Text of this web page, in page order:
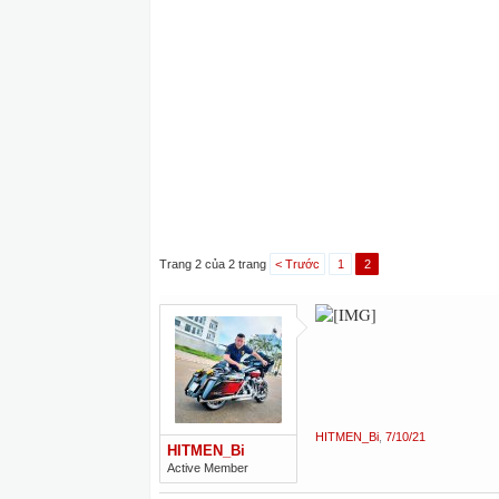
Trang 2 của 2 trang < Trước 1 2
HITMEN_Bi
Active Member
HITMEN_Bi 7/10/21